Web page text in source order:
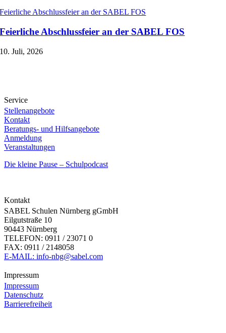
Feierliche Abschlussfeier an der SABEL FOS
Feierliche Abschlussfeier an der SABEL FOS
10. Juli, 2026
Service
Stellenangebote
Kontakt
Beratungs- und Hilfsangebote
Anmeldung
Veranstaltungen
Die kleine Pause – Schulpodcast
Kontakt
SABEL Schulen Nürnberg gGmbH
Eilgutstraße 10
90443 Nürnberg
TELEFON: 0911 / 23071 0
FAX: 0911 / 2148058
E-MAIL: info-nbg@sabel.com
Impressum
Impressum
Datenschutz
Barrierefreiheit